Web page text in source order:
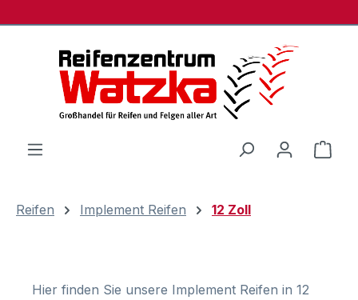
Reifen Implement Reifen 12 Zoll
Hier finden Sie unsere Implement Reifen in 12